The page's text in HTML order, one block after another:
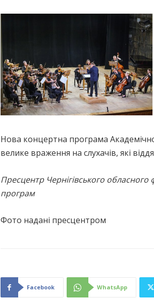
Нова концертна програма
велике враження на слухачів, які
Пресцентр Чернігівського обласного
програм
Фото надані пресцентром
Facebook WhatsApp